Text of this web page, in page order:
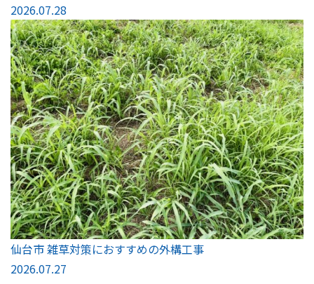
2026.07.28
仙台市 雑草対策におすすめの外構工事
2026.07.27